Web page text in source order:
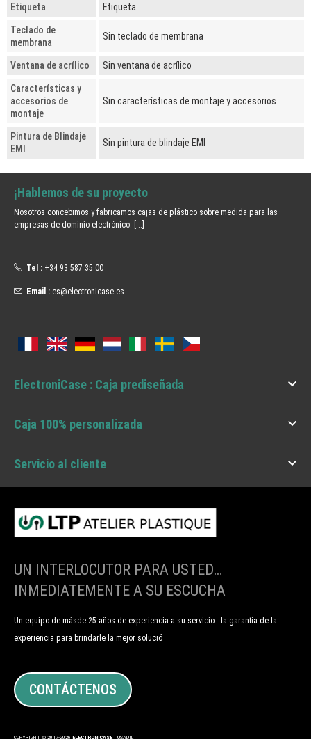
Etiqueta Etiqueta
Teclado de
membrana
Sin teclado de membrana
Ventana de acrílico Sin ventana de acrílico
Características y
accesorios de
montaje
Sin características de montaje y accesorios
Pintura de Blindaje
EMI
Sin pintura de blindaje EMI
¡Hablemos de su proyecto
Nosotros concebimos y fabricamos cajas de plástico sobre medida para las
empresas de dominio electrónico: [...]
Tel : +34 93 587 35 00
Email : es@electronicase.es
ElectroniCase : Caja prediseñada 
Caja 100% personalizada 
Servicio al cliente 
UN INTERLOCUTOR PARA USTED…
INMEDIATEMENTE A SU ESCUCHA
Un equipo de másde 25 años de experiencia a su servicio : la garantía de la
experiencia para brindarle la mejor solució
CONTÁCTENOS
COPYRIGHT @ 2017-2026 ELECTRONICASE | OSADIL